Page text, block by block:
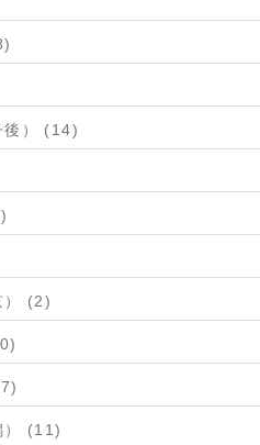
後） (14)
） (2)
） (11)